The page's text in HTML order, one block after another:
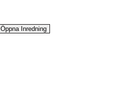
Öppna Inredning